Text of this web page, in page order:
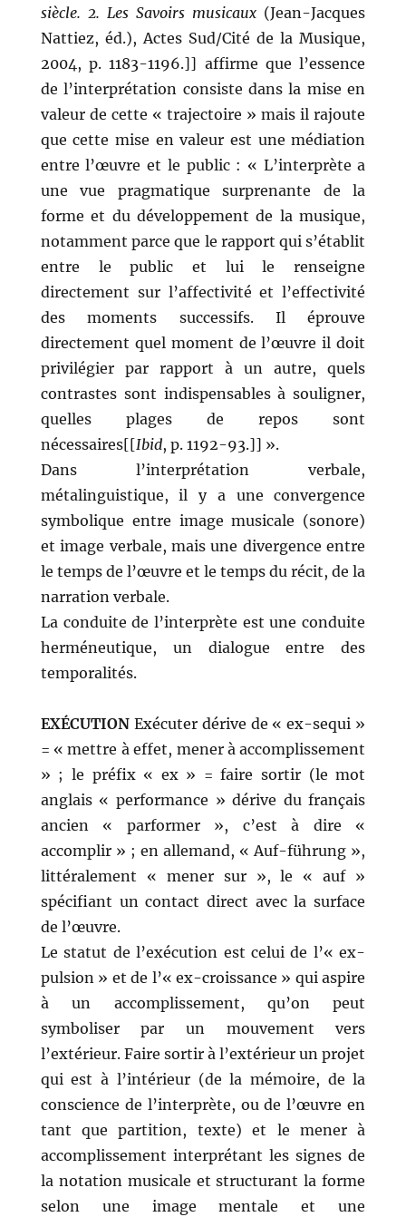
siècle. 2. Les Savoirs musicaux (Jean-Jacques
Nattiez, éd.), Actes Sud/Cité de la Musique,
2004, p. 1183-1196.]] affirme que l’essence
de l’interprétation consiste dans la mise en
valeur de cette « trajectoire » mais il rajoute
que cette mise en valeur est une médiation
entre l’œuvre et le public : « L’interprète a
une vue pragmatique surprenante de la
forme et du développement de la musique,
notamment parce que le rapport qui s’établit
entre le public et lui le renseigne
directement sur l’affectivité et l’effectivité
des moments successifs. Il éprouve
directement quel moment de l’œuvre il doit
privilégier par rapport à un autre, quels
contrastes sont indispensables à souligner,
quelles plages de repos sont
nécessaires[[Ibid, p. 1192-93.]] ».
Dans l’interprétation verbale,
métalinguistique, il y a une convergence
symbolique entre image musicale (sonore)
et image verbale, mais une divergence entre
le temps de l’œuvre et le temps du récit, de la
narration verbale.
La conduite de l’interprète est une conduite
herméneutique, un dialogue entre des
temporalités.
EXÉCUTIONExécuter dérive de « ex-sequi »
= « mettre à effet, mener à accomplissement
» ; le préfix « ex » = faire sortir (le mot
anglais « performance » dérive du français
ancien « parformer », c’est à dire «
accomplir » ; en allemand, « Auf-führung »,
littéralement « mener sur », le « auf »
spécifiant un contact direct avec la surface
de l’œuvre.
Le statut de l’exécution est celui de l’« ex-
pulsion » et de l’« ex-croissance » qui aspire
à un accomplissement, qu’on peut
symboliser par un mouvement vers
l’extérieur. Faire sortir à l’extérieur un projet
qui est à l’intérieur (de la mémoire, de la
conscience de l’interprète, ou de l’œuvre en
tant que partition, texte) et le mener à
accomplissement interprétant les signes de
la notation musicale et structurant la forme
selon une image mentale et une